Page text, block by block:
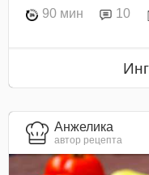
90 мин 10
Анжелика
автор рецепта